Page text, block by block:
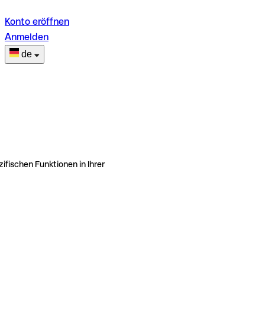
Konto eröffnen
Anmelden
de
Funktionen in Ihrer